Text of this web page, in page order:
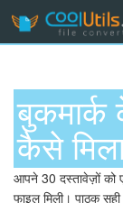
कैसे
आपने 30 दस्तावेज़ों को
फाइल मिली। पाठक